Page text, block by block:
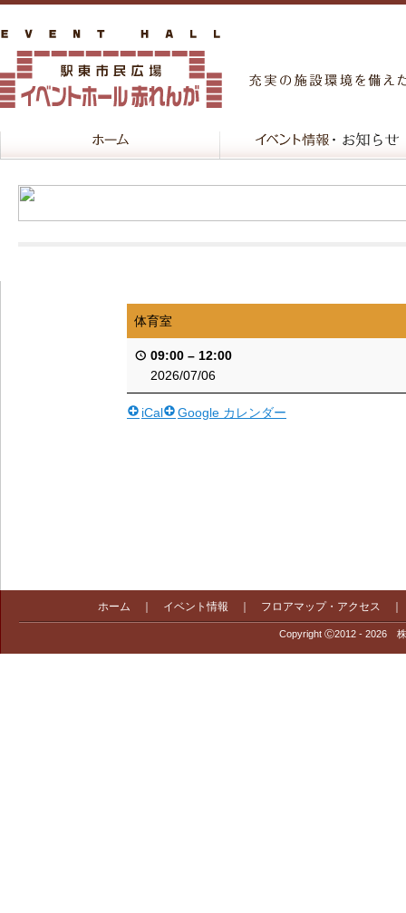
体育室
09:00 – 12:00
2026/07/06
iCal Google カレンダー
ホーム イベント情報 フロアマップ・アクセス
Copyright Ⓒ2012 - 2026 株